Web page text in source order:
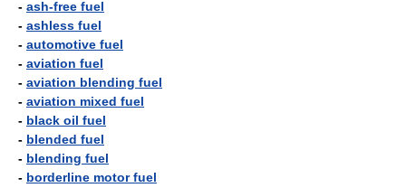
- ash-free fuel
- ashless fuel
- automotive fuel
- aviation fuel
- aviation blending fuel
- aviation mixed fuel
- black oil fuel
- blended fuel
- blending fuel
- borderline motor fuel